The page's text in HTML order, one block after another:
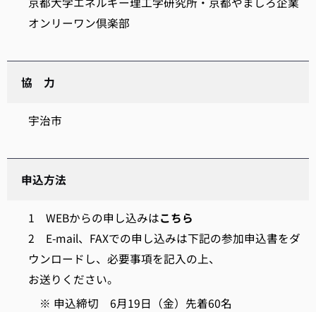
オンリーワン倶楽部
協 力
宇治市
申込方法
1 WEBからの申し込みはこちら
2 E-mail、FAXでの申し込みは下記の参加申込書をダ
ウンロードし、必要事項を記入の上、
お送りください。
※ 申込締切 6月19日（金）先着60名